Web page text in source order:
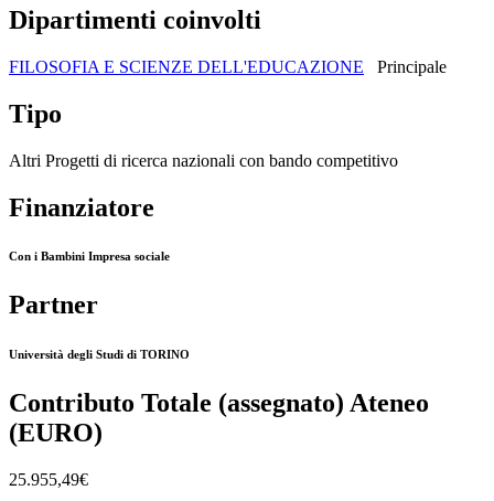
Dipartimenti coinvolti
FILOSOFIA E SCIENZE DELL'EDUCAZIONE Principale
Tipo
Altri Progetti di ricerca nazionali con bando competitivo
Finanziatore
Con i Bambini Impresa sociale
Partner
Università degli Studi di TORINO
Contributo Totale (assegnato) Ateneo
(EURO)
25.955,49€